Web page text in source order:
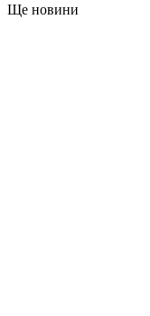
Ще новини